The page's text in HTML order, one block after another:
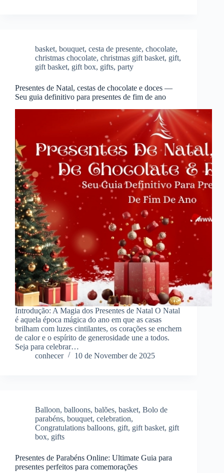
basket, bouquet, cesta de presente, chocolate,
christmas chocolate, christmas gift basket, gift,
gift basket, gift box, gifts, party
Presentes de Natal, cestas de chocolate e doces —
Seu guia definitivo para presentes de fim de ano
Introdução: A Magia dos Presentes de Natal O Natal
é aquela época mágica do ano em que as casas
brilham com luzes cintilantes, os corações se enchem
de calor e o espírito de generosidade une a todos.
Seja para celebrar…
conhecer
10 de November de 2025
Balloon, balloons, balões, basket, Bolo de
parabéns, bouquet, celebration,
Congratulations balloons, gift, gift basket, gift
box, gifts
Presentes de Parabéns Online: Ultimate Guia para
presentes perfeitos para comemorações